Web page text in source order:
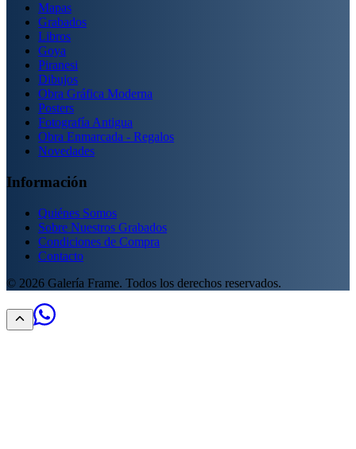
Mapas
Grabados
Libros
Goya
Piranesi
Dibujos
Obra Gráfica Moderna
Posters
Fotografía Antigua
Obra Enmarcada - Regalos
Novedades
Información
Quiénes Somos
Sobre Nuestros Grabados
Condiciones de Compra
Contacto
© 2026 Galería Frame. Todos los derechos reservados.